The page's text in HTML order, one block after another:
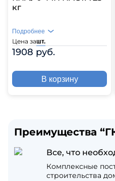
кг
Цена зашт.
1908 руб.
Подробнее
В корзину
Преимущества
Все, что
Комплексные
строительства